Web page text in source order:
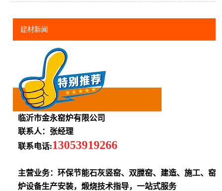
建材新闻
临沂市金永窑炉有限公司
联系人：张经理
联系电话:13053919266
主营业务：环保节能石灰竖窑、双膛窑、建造、施工、窑
炉设备生产安装，煅烧技术指导，一站式服务